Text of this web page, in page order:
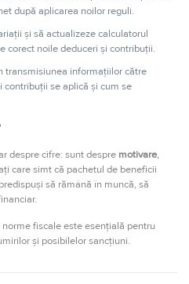
după aplicarea noilor reguli.
și să actualizeze calculatorul
corect noile deduceri și contribuţii.
transmisiunea informațiilor către
contribuții se aplică și cum se
despre cifre: sunt despre motivare,
care simt că pachetul de beneficii
să rămână în muncă, să
fiscale este esențială pentru
și posibilelor sancțiuni.